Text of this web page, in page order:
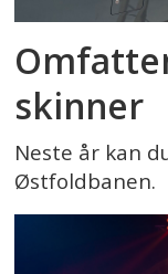
skinner
Neste år kan
Østfoldbanen.